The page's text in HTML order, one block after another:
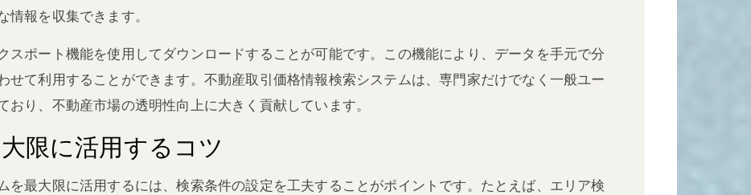
報を収集できます。
スポート機能を使用してダウンロードすることが可能です。この機能により、データを手元で分
せて利用することができます。不動産取引価格情報検索システムは、専門家だけでなく一般ユー
り、不動産市場の透明性向上に大きく貢献しています。
限に活用するコツ
を最大限に活用するには、検索条件の設定を工夫することがポイントです。たとえば、エリア検